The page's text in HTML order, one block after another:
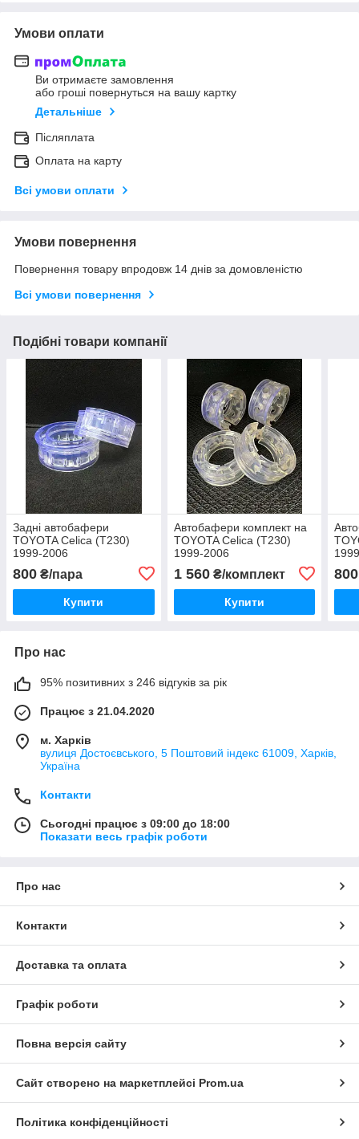
Умови оплати
Ви отримаєте замовлення
або гроші повернуться на вашу картку
Детальніше
Післяплата
Оплата на карту
Всі умови оплати
Умови повернення
Повернення товару впродовж 14 днів за домовленістю
Всі умови повернення
Подібні товари компанії
Задні автобафери
TOYOTA Celica (T230)
1999-2006
800 ₴/пара
Купити
Автобафери комплект на
TOYOTA Celica (T230)
1999-2006
1 560₴/комплект
Купити
800
Про нас
95% позитивних з 246 відгуків за рік
Працює з 21.04.2020
м. Харків
вулиця Достоєвського, 5 Поштовий індекс 61009, Харків,
Україна
Контакти
Сьогодні працює з 09:00 до 18:00
Показати весь графік роботи
Про нас
Контакти
Доставка та оплата
Графік роботи
Повна версія сайту
Сайт створено на маркетплейсі Prom.ua
Політика конфіденційності